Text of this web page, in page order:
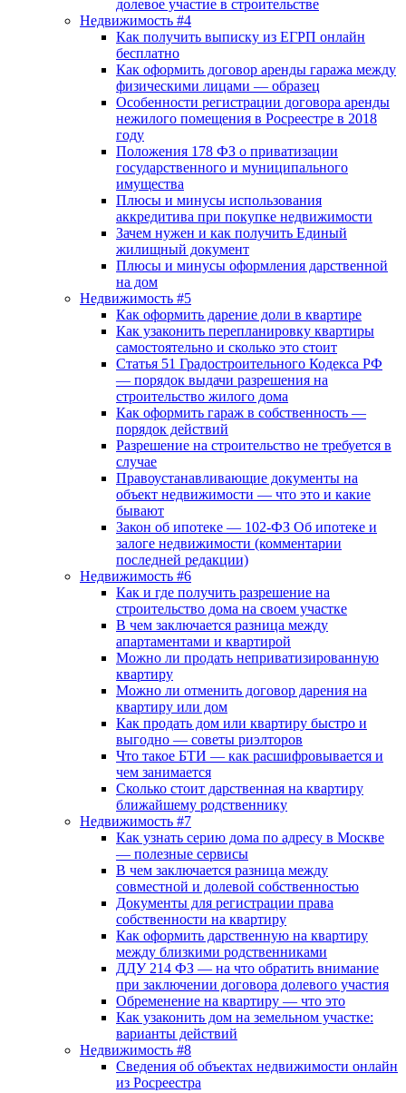
долевое участие в строительстве
Недвижимость #4
Как получить выписку из ЕГРП онлайн
бесплатно
Как оформить договор аренды гаража между
физическими лицами — образец
Особенности регистрации договора аренды
нежилого помещения в Росреестре в 2018
году
Положения 178 ФЗ о приватизации
государственного и муниципального
имущества
Плюсы и минусы использования
аккредитива при покупке недвижимости
Зачем нужен и как получить Единый
жилищный документ
Плюсы и минусы оформления дарственной
на дом
Недвижимость #5
Как оформить дарение доли в квартире
Как узаконить перепланировку квартиры
самостоятельно и сколько это стоит
Статья 51 Градостроительного Кодекса РФ
— порядок выдачи разрешения на
строительство жилого дома
Как оформить гараж в собственность —
порядок действий
Разрешение на строительство не требуется в
случае
Правоустанавливающие документы на
объект недвижимости — что это и какие
бывают
Закон об ипотеке — 102-ФЗ Об ипотеке и
залоге недвижимости (комментарии
последней редакции)
Недвижимость #6
Как и где получить разрешение на
строительство дома на своем участке
В чем заключается разница между
апартаментами и квартирой
Можно ли продать неприватизированную
квартиру
Можно ли отменить договор дарения на
квартиру или дом
Как продать дом или квартиру быстро и
выгодно — советы риэлторов
Что такое БТИ — как расшифровывается и
чем занимается
Сколько стоит дарственная на квартиру
ближайшему родственнику
Недвижимость #7
Как узнать серию дома по адресу в Москве
— полезные сервисы
В чем заключается разница между
совместной и долевой собственностью
Документы для регистрации права
собственности на квартиру
Как оформить дарственную на квартиру
между близкими родственниками
ДДУ 214 ФЗ — на что обратить внимание
при заключении договора долевого участия
Обременение на квартиру — что это
Как узаконить дом на земельном участке:
варианты действий
Недвижимость #8
Сведения об объектах недвижимости онлайн
из Росреестра